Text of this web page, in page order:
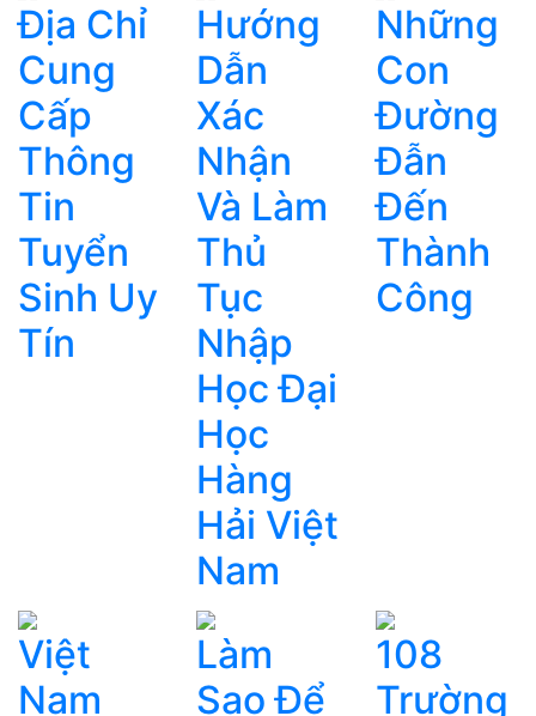
Địa Chỉ
Cung
Cấp
Thông
Tin
Tuyển
Sinh Uy
Tín
Hướng
Dẫn
Xác
Nhận
Và Làm
Thủ
Tục
Nhập
Học Đại
Học
Hàng
Hải Việt
Nam
Những
Con
Đường
Đẫn
Đến
Thành
Công
Việt
Nam
Làm
Sao Để
108
Trường